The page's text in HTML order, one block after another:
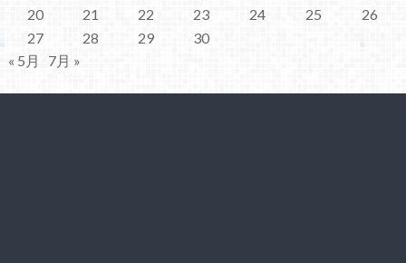
20
21 22 23 24 25
26
27
28 29
30
« 5月
7月 »